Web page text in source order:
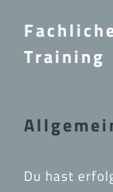
Training
Du hast